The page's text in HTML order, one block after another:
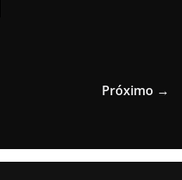
Próximo →